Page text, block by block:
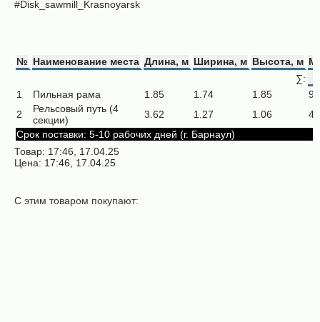
#Disk_sawmill_Krasnoyarsk
№ Наименование места Длина, м Ширина, м Высота, м
∑:
1
Пильная рама 1.85 1.74 1.85
2
Рельсовый путь (4
секции)
3.62 1.27 1.06
Срок поставки: 5-10 рабочих дней (г. Барнаул)
Товар: 17:46, 17.04.25
Цена: 17:46, 17.04.25
С этим товаром покупают: